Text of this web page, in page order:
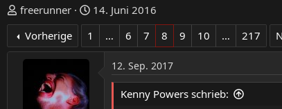
E
r
t
freerunner
E
r
t
14. Juni 2016
Vorherige
1 … 6 7 8 9 10 … 217
12. Sep. 2017
Kenny Powers schrieb: